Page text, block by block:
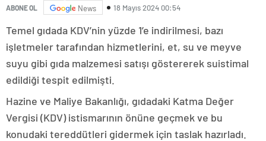
ABONE OL News 18 Mayıs 2024 00:54
Temel gıdada KDV’nin yüzde 1’e indirilmesi, bazı
işletmeler tarafından hizmetlerini, et, su ve meyve
suyu gibi gıda malzemesi satışı göstererek suistimal
edildiği tespit edilmişti.
Hazine ve Maliye Bakanlığı, gıdadaki Katma Değer
Vergisi (KDV) istismarının önüne geçmek ve bu
konudaki tereddütleri gidermek için taslak hazırladı.